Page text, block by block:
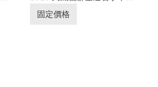
11.5+mm (No.PUT531)
固定價格